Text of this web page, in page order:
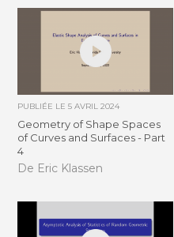
PUBLIÉE LE5 AVRIL 2024
Geometry of Shape Spaces
of Curves and Surfaces - Part
4
De Eric Klassen